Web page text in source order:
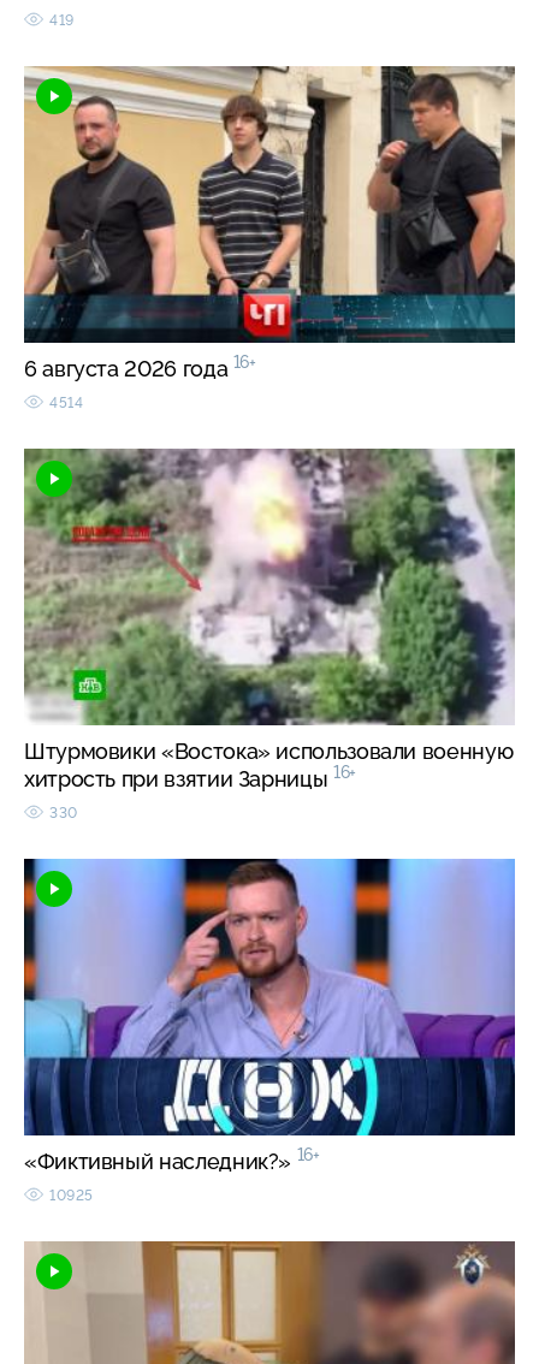
419
6 августа 2026 года 16+
4514
Штурмовики «Востока» использовали военную
хитрость при взятии Зарницы 16+
330
«Фиктивный наследник?» 16+
10925